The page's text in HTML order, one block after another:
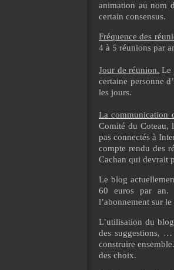
animation au nom
certain consensus.
Fréquence des
4 à 5 réunions par
Jour de réunion. Le
certaine personne
les jours.
La communication
Comité du Coteau,
pas connectés à
compte rendu des
Cachan qui devrait
Le blog
60 euros par an.
l’abonnement sur
L’utilisation du
des suggestions,
construire
des choix.